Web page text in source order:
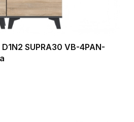
SUPRA30 VB-4PAN-